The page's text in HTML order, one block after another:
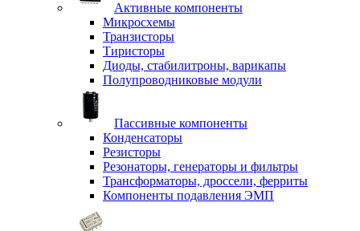
Активные компоненты
Микросхемы
Транзисторы
Тиристоры
Диоды, стабилитроны, варикапы
Полупроводниковые модули
Пассивные компоненты
Конденсаторы
Резисторы
Резонаторы, генераторы и фильтры
Трансформаторы, дроссели, ферриты
Компоненты подавления ЭМП